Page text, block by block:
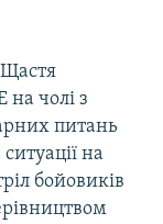
Щастя
на чолі з
питань
на
бойовиків